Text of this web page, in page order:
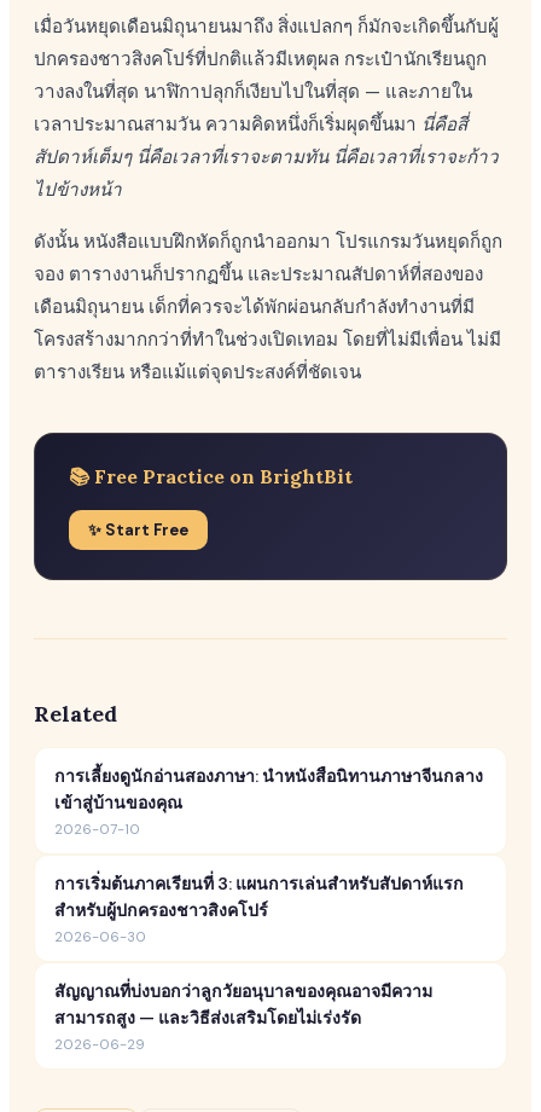
เมื่อวันหยุดเดือนมิถุนายนมาถึง สิ่งแปลกๆ ก็มักจะเกิดขึ้นกับผู้
ปกครองชาวสิงคโปร์ที่ปกติแล้วมีเหตุผล กระเป๋านักเรียนถูก
วางลงในที่สุด นาฬิกาปลุกก็เงียบไปในที่สุด — และภายใน
เวลาประมาณสามวัน ความคิดหนึ่งก็เริ่มผุดขึ้นมา นี่คือสี่
สัปดาห์เต็มๆ นี่คือเวลาที่เราจะตามทัน นี่คือเวลาที่เราจะก้าว
ไปข้างหน้า
ดังนั้น หนังสือแบบฝึกหัดก็ถูกนำออกมา โปรแกรมวันหยุดก็ถูก
จอง ตารางงานก็ปรากฏขึ้น และประมาณสัปดาห์ที่สองของ
เดือนมิถุนายน เด็กที่ควรจะได้พักผ่อนกลับกำลังทำงานที่มี
โครงสร้างมากกว่าที่ทำในช่วงเปิดเทอม โดยที่ไม่มีเพื่อน ไม่มี
ตารางเรียน หรือแม้แต่จุดประสงค์ที่ชัดเจน
📚 Free Practice on BrightBit
✨ Start Free
Related
การเลี้ยงดูนักอ่านสองภาษา: นำหนังสือนิทานภาษาจีนกลาง
เข้าสู่บ้านของคุณ
2026-07-10
การเริ่มต้นภาคเรียนที่ 3: แผนการเล่นสำหรับสัปดาห์แรก
สำหรับผู้ปกครองชาวสิงคโปร์
2026-06-30
สัญญาณที่บ่งบอกว่าลูกวัยอนุบาลของคุณอาจมีความ
สามารถสูง — และวิธีส่งเสริมโดยไม่เร่งรัด
2026-06-29